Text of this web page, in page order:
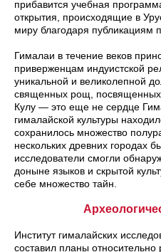
прибавится учебная
открытия, происходящие в
миру благодаря публикациям
Гималаи в течение веков
приверженцам индуистской
уникальной и великолепной
священных рощ,
Кулу — это еще не сердце
гималайской культуры
сохранилось множество
нескольких древних городах
исследователи смогли
доныне языков и скрытой
себе множество тайн.
Институт гималайских
составил планы относительно